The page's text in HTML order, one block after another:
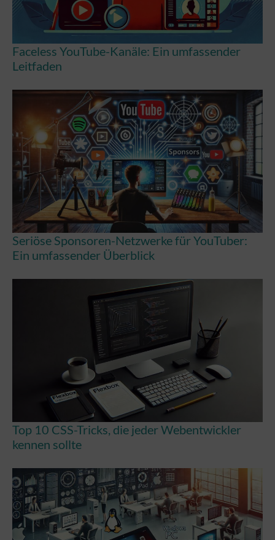
Faceless YouTube-Kanäle: Ein umfassender
Leitfaden
Seriöse Sponsoren-Netzwerke für YouTuber:
Ein umfassender Überblick
Top 10 CSS-Tricks, die jeder Webentwickler
kennen sollte